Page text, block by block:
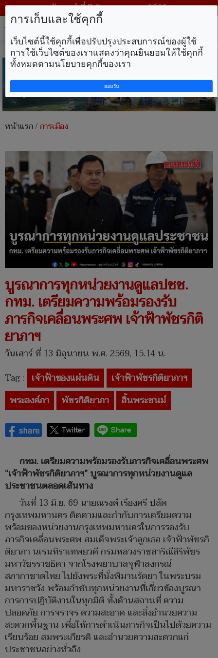
วันศุกร์ ที่ 7 สิงหาคม พ.ศ. 2569
หน้าแรก/การเมือง
บูรณาการทุกหน่วยงานดูแลปชช.
กทม. เตรียมความพร้อมรองรับ
ภารกิจเคลื่อนพระศพ เจ้าฟ้าพัชรกิติ
ยาภาฯ
วันเสาร์ ที่ 13 มิถุนายน พ.ศ. 2569, 15.14 น.
Tag : เจ้าฟ้าของแผ่นดิน
เจ้าฟ้าพัชรกิติยาภาฯ
พระองค์ภา
พัชรกิติยาภา สิ้นพระชนม์
กทม. เตรียมความพร้อมรองรับภารกิจเคลื่อนพระศพ
“เจ้าฟ้าพัชรกิติยาภาฯ” บูรณาการทุกหน่วยงานดูแล
ประชาชนตลอดเส้นทาง
วันที่ 13 มิ.ย. 69 นายณรงค์ เรืองศรี ปลัด
กรุงเทพมหานคร ติดตามและกำกับการเตรียมความ
พร้อมของหน่วยงานกรุงเทพมหานครในการรองรับ
ภารกิจเคลื่อนพระศพ สมเด็จพระเจ้าลูกเธอ เจ้าฟ้าพัชรกิ
ติยาภา นเรนทิราเทพยวดี กรมหลวงราชสาริณีสิริพัชร
มหาวัชรราชธิดา จากโรงพยาบาลจุฬาลงกรณ์
สภากาชาดไทย ไปยังพระที่นั่งพิมานรัตยา ในพระบรม
มหาราชวัง พร้อมกำชับทุกหน่วยงานที่เกี่ยวข้องบูรณา
การการปฏิบัติงานในทุกมิติ ทั้งด้านสถานที่ ความ
ปลอดภัย การจราจร ความสะอาด และสิ่งอำนวยความ
สะดวกพื้นฐาน เพื่อให้การดำเนินภารกิจเป็นไปด้วยความ
เรียบร้อย สมพระเกียรติ และอำนวยความสะดวกแก่
ประชาชนอย่างทั่วถึง
การเก็บและใช้คุกกี้
เว็บไซต์นี้ใช้คุกกี้เพื่อปรับปรุงประสบการณ์ของผู้ใช้
การใช้เว็บไซต์ของเราแสดงว่าคุณยินยอมให้ใช้คุกกี้
ทั้งหมดตามนโยบายคุกกี้ของเรา
ยอมรับ